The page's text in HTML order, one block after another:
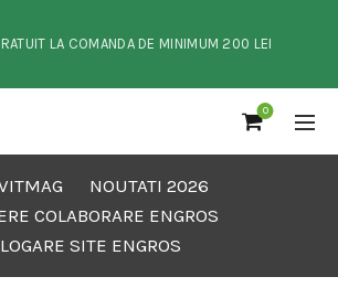
LA COMANDA DE MINIMUM 200 LEI
0
NOUTATI 2026
COLABORARE ENGROS
LOGARE SITE ENGROS